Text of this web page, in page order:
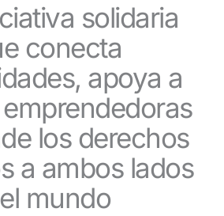
solidaria
conecta
apoya a
los derechos
a ambos lados
mundo